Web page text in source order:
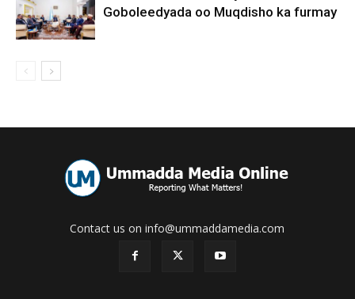
Goboleedyada oo Muqdisho ka furmay
Contact us on info@ummaddamedia.com